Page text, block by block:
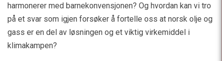
harmonerer med barnekonvensjonen? Og hvordan kan vi tro
på et svar som igjen forsøker å fortelle oss at norsk olje og
gass er en del av løsningen og et viktig virkemiddel i
klimakampen?